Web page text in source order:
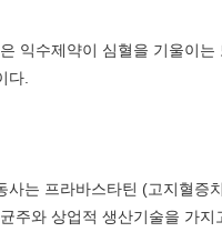
익수제약이 심혈을 기울이는
다.
사는 프라바스타틴 (고지혈증
주와 상업적 생산기술을 가지